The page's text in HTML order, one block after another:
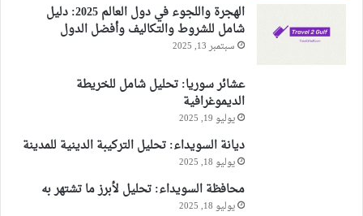
الهجرة واللجوء في دول العالم 2025: دليل
شامل للشروط والتكاليف وأفضل الدول
سبتمبر 13, 2025
عشائر سوريا: تحليل شامل للخريطة
الديموغرافية
يوليو 19, 2025
ديانة السويداء: تحليل التركيبة الدينية للمدينة
يوليو 18, 2025
محافظة السويداء: تحليل لأبرز ما تشتهر به
يوليو 18, 2025